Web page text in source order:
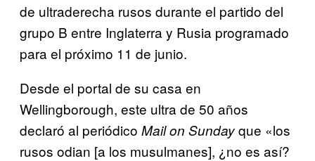
de ultraderecha rusos durante el partido del
grupo B entre Inglaterra y Rusia programado
para el próximo 11 de junio.
Desde el portal de su casa en
Wellingborough, este ultra de 50 años
declaró al periódico Mail on Sundayque «los
rusos odian [a los musulmanes], ¿no es así?